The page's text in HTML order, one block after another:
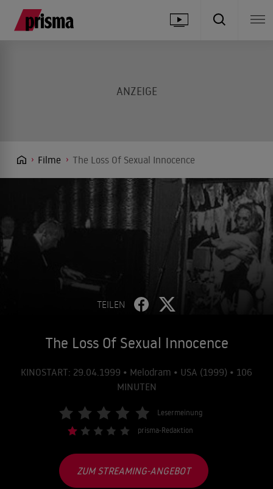
Filme The Loss Of Sexual Innocence
TEILEN
The Loss Of Sexual Innocence
KINOSTART: 29.04.1999 • Melodram • USA (1999) • 106
MINUTEN
Lesermeinung
prisma-Redaktion
ZUM STREAMING-ANGEBOT